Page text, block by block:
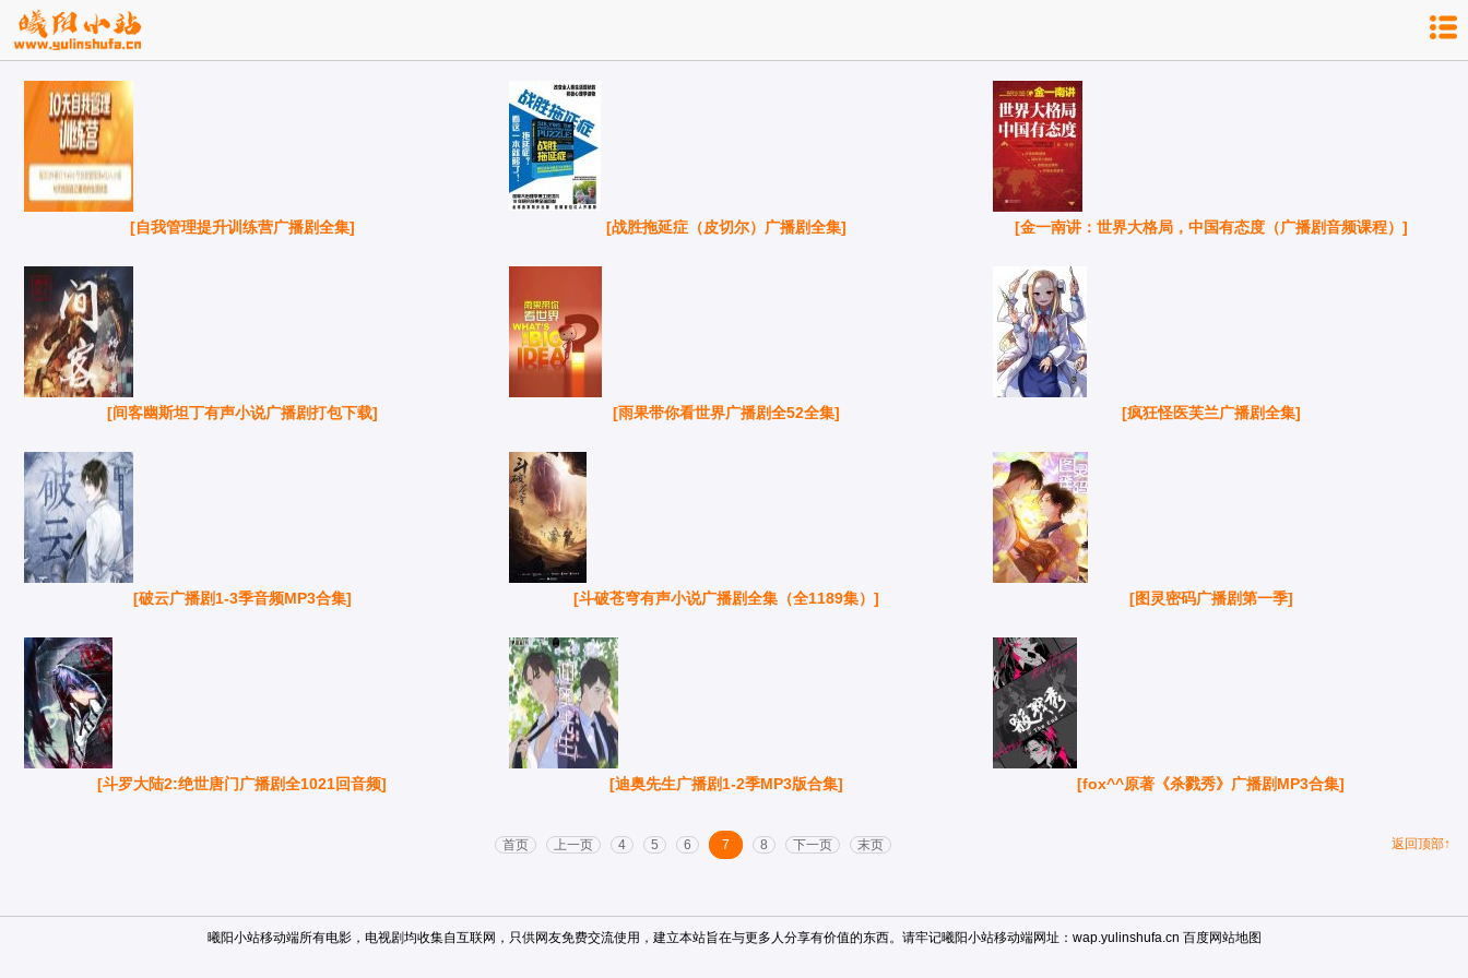
[自我管理提升训练营广播剧全集] [战胜拖延症（皮切尔）广播剧全集] [金一南讲：世界大格局，中国有态度（广播剧音频课程）]
[间客幽斯坦丁有声小说广播剧打包下载] [雨果带你看世界广播剧全52全集] [疯狂怪医芙兰广播剧全集]
[破云广播剧1-3季音频MP3合集] [斗破苍穹有声小说广播剧全集（全1189集）] [图灵密码广播剧第一季]
[斗罗大陆2:绝世唐门广播剧全1021回音频] [迪奥先生广播剧1-2季MP3版合集] [fox^^原著《杀戮秀》广播剧MP3合集]
返回顶部↑
首页 上一页 4 5 6 7 8 下一页 末页
曦阳小站移动端所有电影，电视剧均收集自互联网，只供网友免费交流使用，建立本站旨在与更多人分享有价值的东西。请牢记曦阳小站移动端网址：wap.yulinshufa.cn 百度网站地图